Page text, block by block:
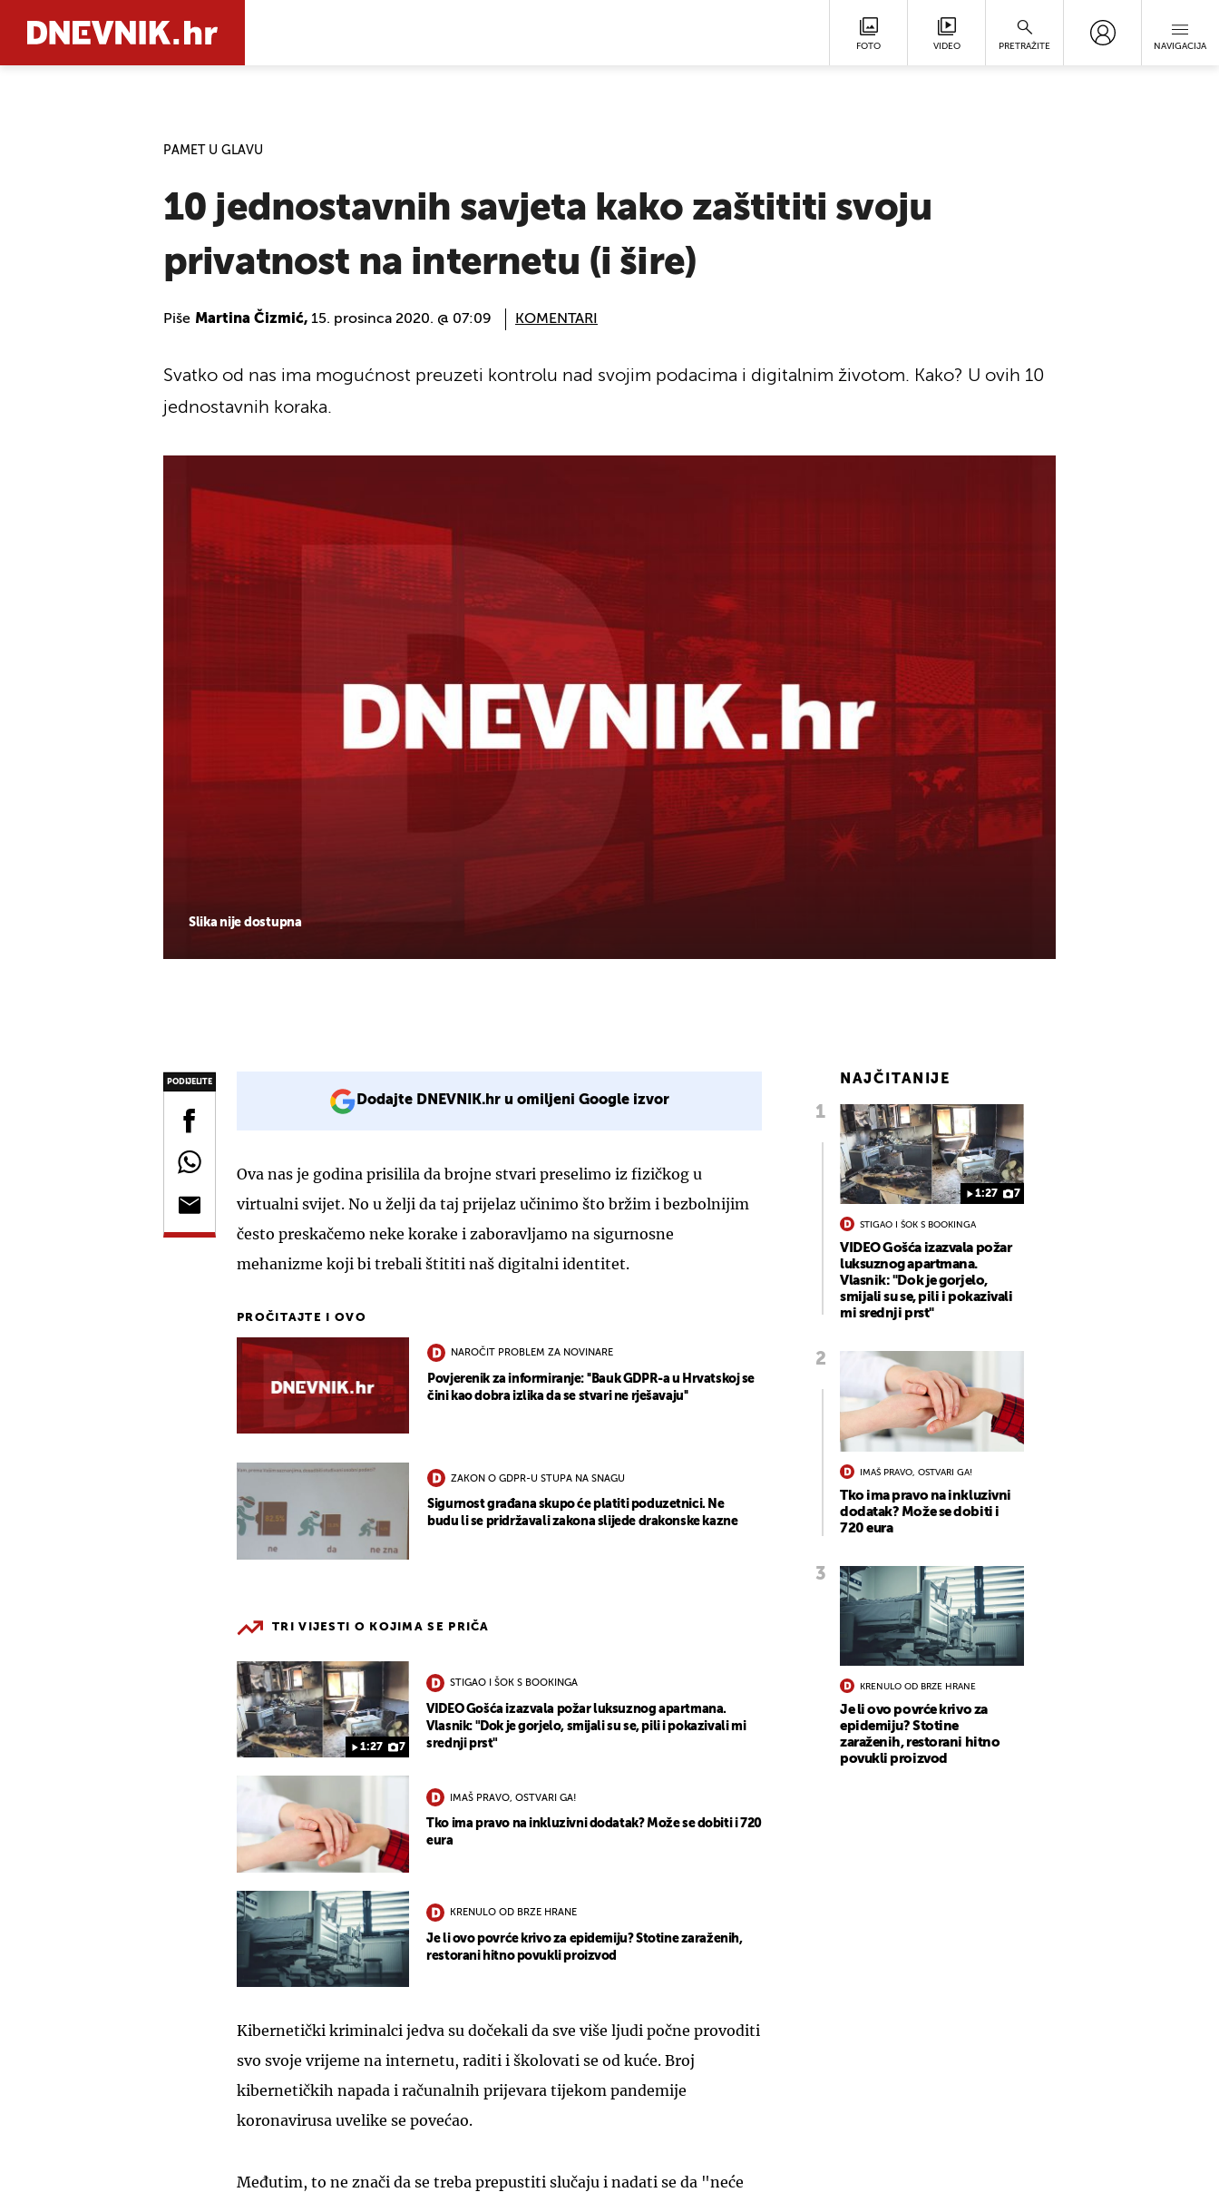
FOTO VIDEO PRETRAŽITE NAVIGACIJA
PAMET U GLAVU
10 jednostavnih savjeta kako zaštititi svoju
privatnost na internetu (i šire)
Piše Martina Čizmić, 15. prosinca 2020. @ 07:09 KOMENTARI
Slika nije dostupna
Svatko od nas ima mogućnost preuzeti kontrolu nad svojim podacima i digitalnim životom. Kako? U ovih 10
jednostavnih koraka.
PODIJELITE
Dodajte DNEVNIK.hr u omiljeni Google izvor
Ova nas je godina prisilila da brojne stvari preselimo iz fizičkog u
virtualni svijet. No u želji da taj prijelaz učinimo što bržim i bezbolnijim
često preskačemo neke korake i zaboravljamo na sigurnosne
mehanizme koji bi trebali štititi naš digitalni identitet.
PROČITAJTE I OVO
NAROČIT PROBLEM ZA NOVINARE
Povjerenik za informiranje: ''Bauk GDPR-a u Hrvatskoj se
čini kao dobra izlika da se stvari ne rješavaju''
ZAKON O GDPR-U STUPA NA SNAGU
Sigurnost građana skupo će platiti poduzetnici. Ne
budu li se pridržavali zakona slijede drakonske kazne
TRI VIJESTI O KOJIMA SE PRIČA
1:27 7
STIGAO I ŠOK S BOOKINGA
VIDEO Gošća izazvala požar luksuznog apartmana.
Vlasnik: "Dok je gorjelo, smijali su se, pili i pokazivali mi
srednji prst"
IMAŠ PRAVO, OSTVARI GA!
Tko ima pravo na inkluzivni dodatak? Može se dobiti i 720
eura
KRENULO OD BRZE HRANE
Je li ovo povrće krivo za epidemiju? Stotine zaraženih,
restorani hitno povukli proizvod
Kibernetički kriminalci jedva su dočekali da sve više ljudi počne provoditi
svo svoje vrijeme na internetu, raditi i školovati se od kuće. Broj
kibernetičkih napada i računalnih prijevara tijekom pandemije
koronavirusa uvelike se povećao.
Međutim, to ne znači da se treba prepustiti slučaju i nadati se da "neće
NAJČITANIJE
1:27 7
STIGAO I ŠOK S BOOKINGA
VIDEO Gošća izazvala požar
luksuznog apartmana.
Vlasnik: "Dok je gorjelo,
smijali su se, pili i pokazivali
mi srednji prst"
IMAŠ PRAVO, OSTVARI GA!
Tko ima pravo na inkluzivni
dodatak? Može se dobiti i
720 eura
KRENULO OD BRZE HRANE
Je li ovo povrće krivo za
epidemiju? Stotine
zaraženih, restorani hitno
povukli proizvod
UKLJUČITE NOTIFIKACIJE